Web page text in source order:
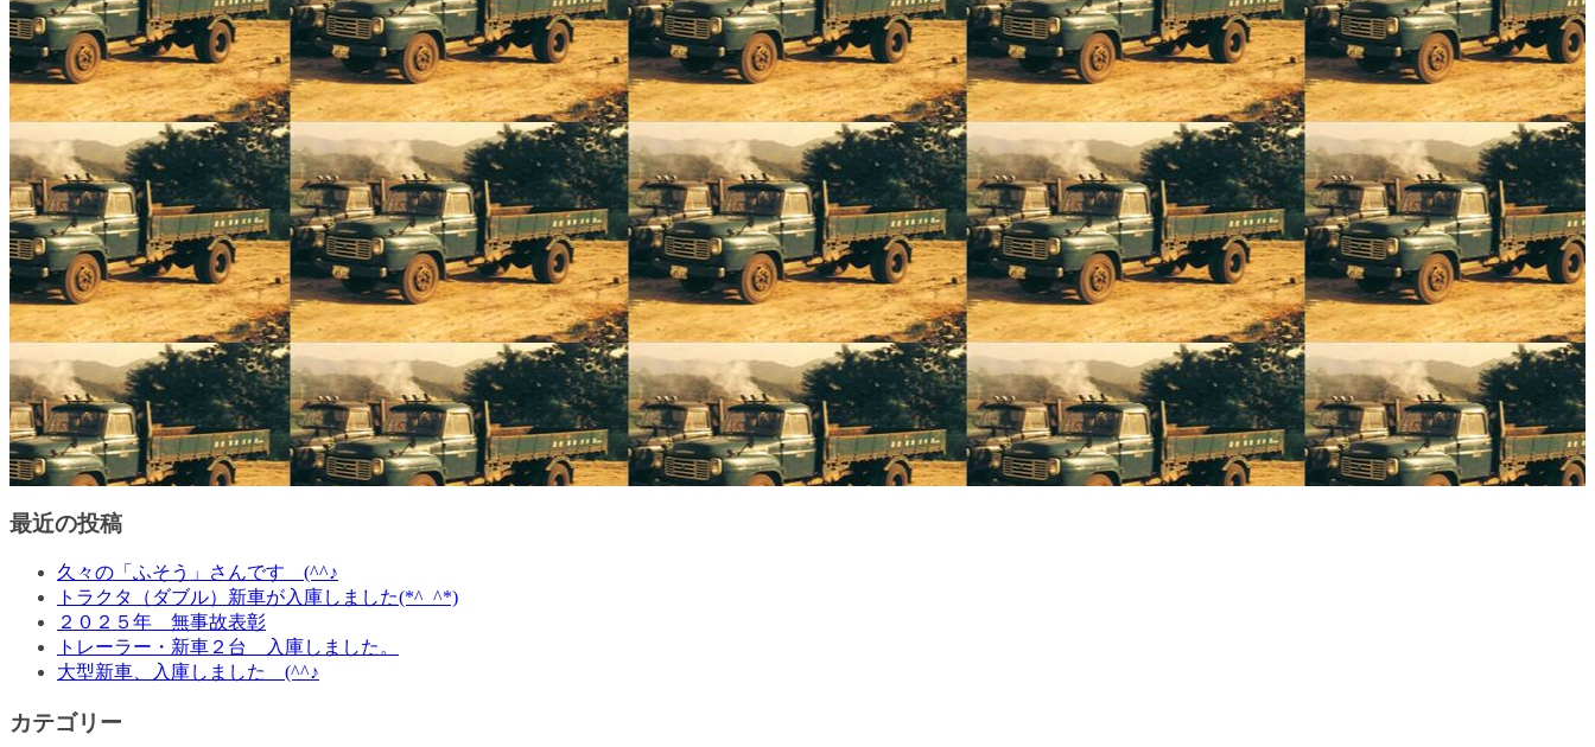
最近の投稿
久々の「ふそう」さんです (^^♪
トラクタ（ダブル）新車が入庫しました(*^_^*)
２０２５年 無事故表彰
トレーラー・新車２台 入庫しました。
大型新車、入庫しました (^^♪
カテゴリー